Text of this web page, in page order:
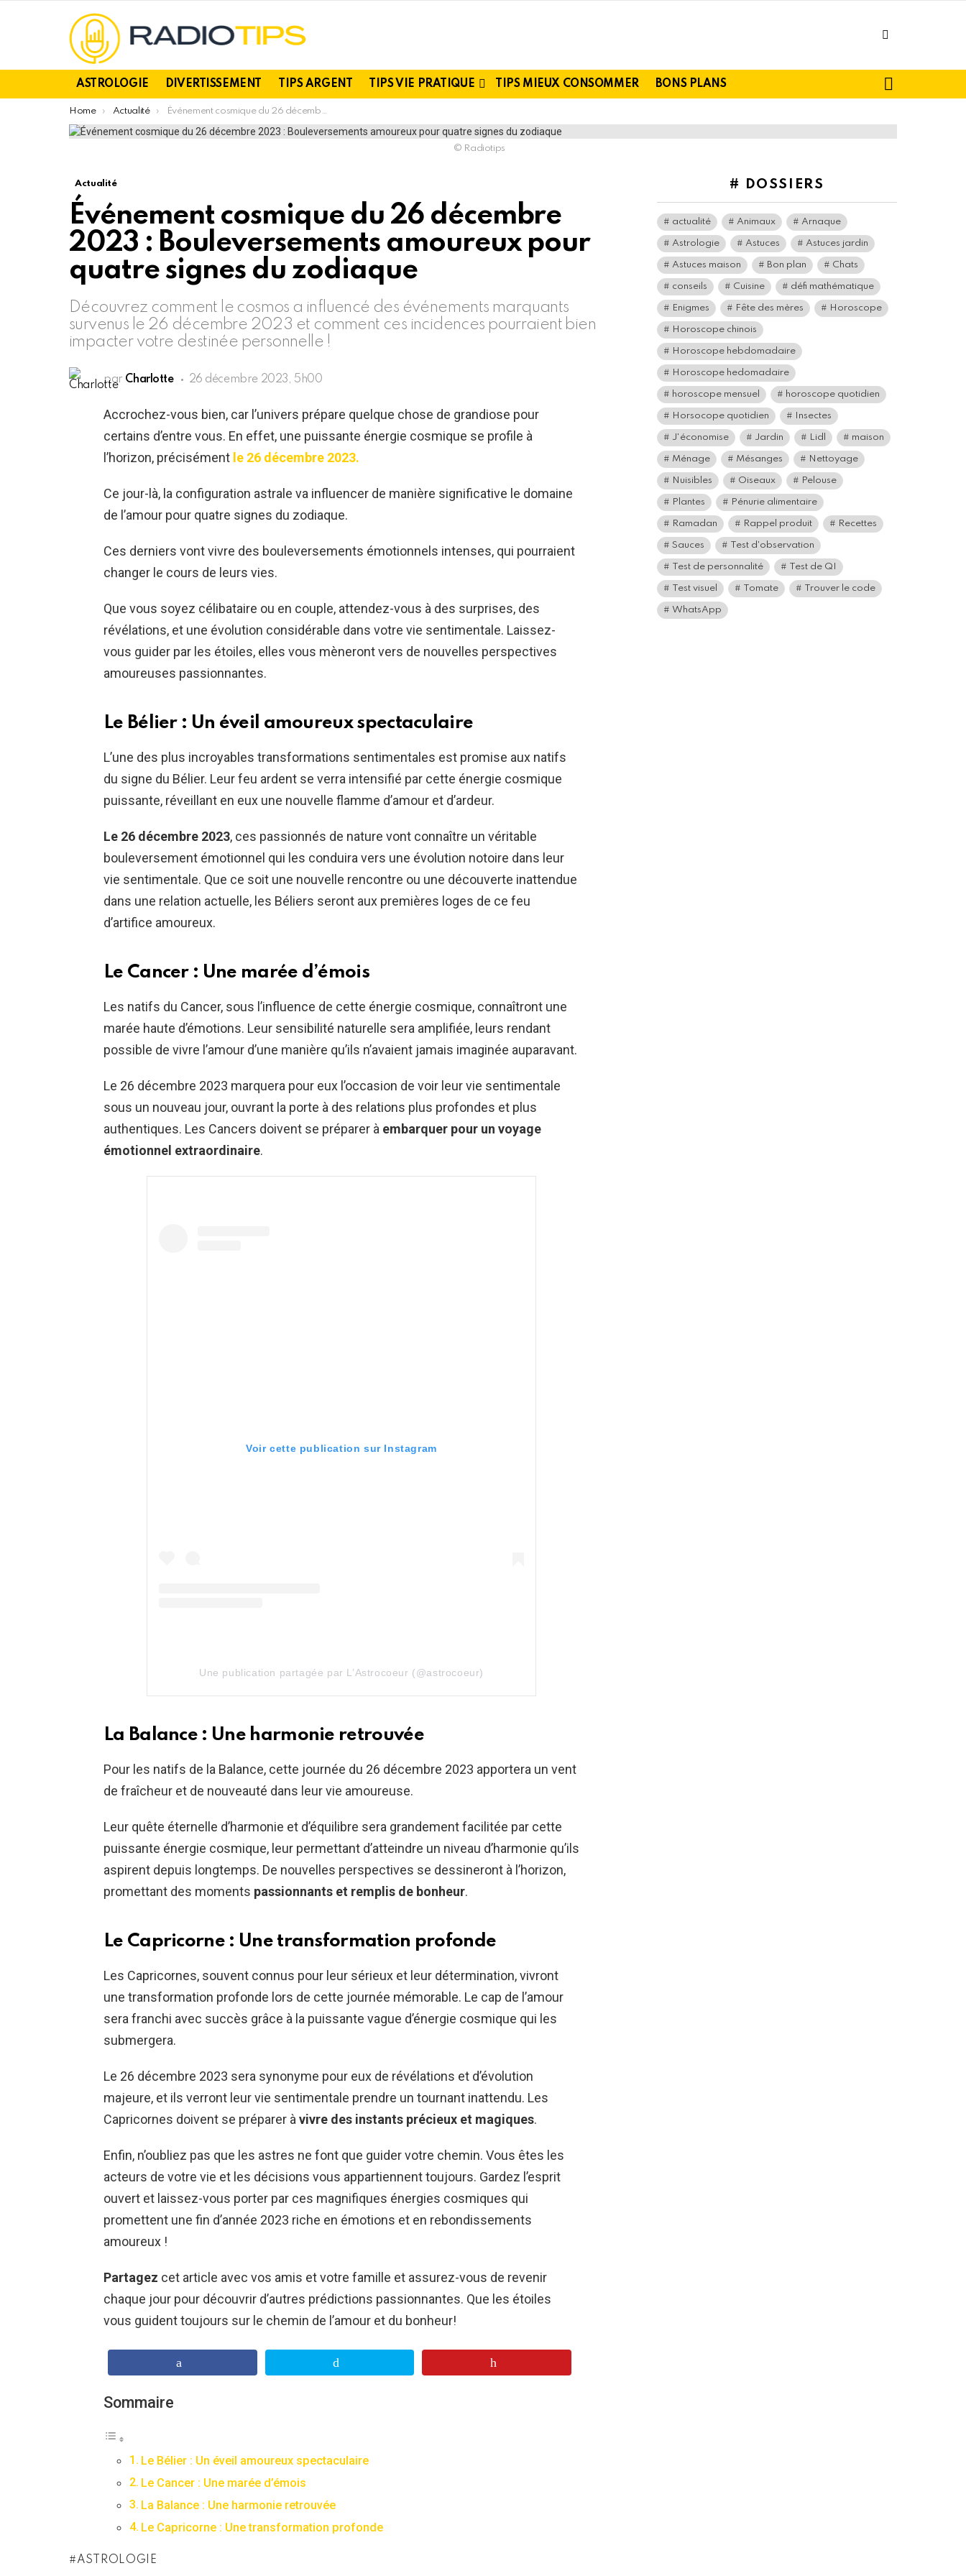
ASTROLOGIE DIVERTISSEMENT TIPS ARGENT TIPS VIE PRATIQUE TIPS MIEUX CONSOMMER BONS PLANS
You are here:
Home Actualité Événement cosmique du 26 décembre 2023 : Bouleversements amoureux pour quatre signes du zodiaque
© Radiotips
Actualité
Événement cosmique du 26 décembre
2023 : Bouleversements amoureux pour
quatre signes du zodiaque
Découvrez comment le cosmos a influencé des événements marquants
survenus le 26 décembre 2023 et comment ces incidences pourraient bien
impacter votre destinée personnelle !
par Charlotte 26 décembre 2023, 5h00
Accrochez-vous bien, car l’univers prépare quelque chose de grandiose pour
certains d’entre vous. En effet, une puissante énergie cosmique se profile à
l’horizon, précisément le 26 décembre 2023.
Ce jour-là, la configuration astrale va influencer de manière significative le domaine
de l’amour pour quatre signes du zodiaque.
Ces derniers vont vivre des bouleversements émotionnels intenses, qui pourraient
changer le cours de leurs vies.
Que vous soyez célibataire ou en couple, attendez-vous à des surprises, des
révélations, et une évolution considérable dans votre vie sentimentale. Laissez-
vous guider par les étoiles, elles vous mèneront vers de nouvelles perspectives
amoureuses passionnantes.
Le Bélier : Un éveil amoureux spectaculaire
L’une des plus incroyables transformations sentimentales est promise aux natifs
du signe du Bélier. Leur feu ardent se verra intensifié par cette énergie cosmique
puissante, réveillant en eux une nouvelle flamme d’amour et d’ardeur.
Le 26 décembre 2023, ces passionnés de nature vont connaître un véritable
bouleversement émotionnel qui les conduira vers une évolution notoire dans leur
vie sentimentale. Que ce soit une nouvelle rencontre ou une découverte inattendue
dans une relation actuelle, les Béliers seront aux premières loges de ce feu
d’artifice amoureux.
Le Cancer : Une marée d’émois
Les natifs du Cancer, sous l’influence de cette énergie cosmique, connaîtront une
marée haute d’émotions. Leur sensibilité naturelle sera amplifiée, leurs rendant
possible de vivre l’amour d’une manière qu’ils n’avaient jamais imaginée auparavant.
Le 26 décembre 2023 marquera pour eux l’occasion de voir leur vie sentimentale
sous un nouveau jour, ouvrant la porte à des relations plus profondes et plus
authentiques. Les Cancers doivent se préparer à embarquer pour un voyage
émotionnel extraordinaire.
Voir cette publication sur Instagram
Une publication partagée par L’Astrocoeur (@astrocoeur)
La Balance : Une harmonie retrouvée
Pour les natifs de la Balance, cette journée du 26 décembre 2023 apportera un vent
de fraîcheur et de nouveauté dans leur vie amoureuse.
Leur quête éternelle d’harmonie et d’équilibre sera grandement facilitée par cette
puissante énergie cosmique, leur permettant d’atteindre un niveau d’harmonie qu’ils
aspirent depuis longtemps. De nouvelles perspectives se dessineront à l’horizon,
promettant des moments passionnants et remplis de bonheur.
Le Capricorne : Une transformation profonde
Les Capricornes, souvent connus pour leur sérieux et leur détermination, vivront
une transformation profonde lors de cette journée mémorable. Le cap de l’amour
sera franchi avec succès grâce à la puissante vague d’énergie cosmique qui les
submergera.
Le 26 décembre 2023 sera synonyme pour eux de révélations et d’évolution
majeure, et ils verront leur vie sentimentale prendre un tournant inattendu. Les
Capricornes doivent se préparer à vivre des instants précieux et magiques.
Enfin, n’oubliez pas que les astres ne font que guider votre chemin. Vous êtes les
acteurs de votre vie et les décisions vous appartiennent toujours. Gardez l’esprit
ouvert et laissez-vous porter par ces magnifiques énergies cosmiques qui
promettent une fin d’année 2023 riche en émotions et en rebondissements
amoureux !
Partagez cet article avec vos amis et votre famille et assurez-vous de revenir
chaque jour pour découvrir d’autres prédictions passionnantes. Que les étoiles
vous guident toujours sur le chemin de l’amour et du bonheur!
Sommaire
Le Bélier : Un éveil amoureux spectaculaire
Le Cancer : Une marée d’émois
La Balance : Une harmonie retrouvée
Le Capricorne : Une transformation profonde
ASTROLOGIE
# DOSSIERS
actualité Animaux Arnaque
Astrologie Astuces Astuces jardin
Astuces maison Bon plan Chats
conseils Cuisine défi mathématique
Enigmes Fête des mères Horoscope
Horoscope chinois
Horoscope hebdomadaire
Horoscope hedomadaire
horoscope mensuel horoscope quotidien
Horsocope quotidien Insectes
J'économise Jardin Lidl maison
Ménage Mésanges Nettoyage
Nuisibles Oiseaux Pelouse
Plantes Pénurie alimentaire
Ramadan Rappel produit Recettes
Sauces Test d'observation
Test de personnalité Test de QI
Test visuel Tomate Trouver le code
WhatsApp